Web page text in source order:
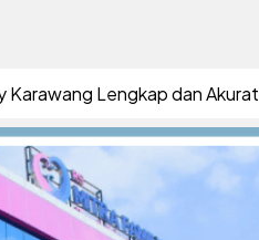
Karawang Lengkap dan Akurat